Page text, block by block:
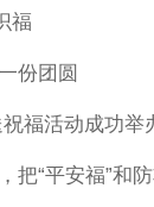
福
份团圆
福活动成功举
把“平安福”和